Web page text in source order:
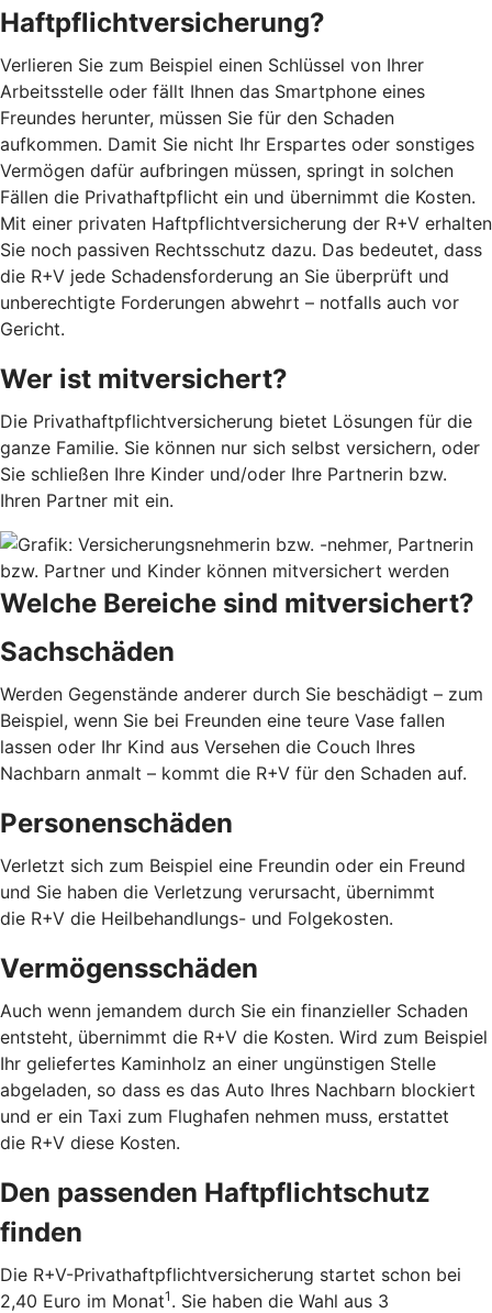
Haftpflichtversicherung?
Verlieren Sie zum Beispiel einen Schlüssel von Ihrer
Arbeitsstelle oder fällt Ihnen das Smartphone eines
Freundes herunter, müssen Sie für den Schaden
aufkommen. Damit Sie nicht Ihr Erspartes oder sonstiges
Vermögen dafür aufbringen müssen, springt in solchen
Fällen die Privathaftpflicht ein und übernimmt die Kosten.
Mit einer privaten Haftpflichtversicherung der R+V erhalten
Sie noch passiven Rechtsschutz dazu. Das bedeutet, dass
die R+V jede Schadensforderung an Sie überprüft und
unberechtigte Forderungen abwehrt – notfalls auch vor
Gericht.
Wer ist mitversichert?
Die Privathaftpflichtversicherung bietet Lösungen für die
ganze Familie. Sie können nur sich selbst versichern, oder
Sie schließen Ihre Kinder und/oder Ihre Partnerin bzw.
Ihren Partner mit ein.
Welche Bereiche sind mitversichert?
Sachschäden
Werden Gegenstände anderer durch Sie beschädigt – zum
Beispiel, wenn Sie bei Freunden eine teure Vase fallen
lassen oder Ihr Kind aus Versehen die Couch Ihres
Nachbarn anmalt – kommt die R+V für den Schaden auf.
Personenschäden
Verletzt sich zum Beispiel eine Freundin oder ein Freund
und Sie haben die Verletzung verursacht, übernimmt
die R+V die Heilbehandlungs- und Folgekosten.
Vermögensschäden
Auch wenn jemandem durch Sie ein finanzieller Schaden
entsteht, übernimmt die R+V die Kosten. Wird zum Beispiel
Ihr geliefertes Kaminholz an einer ungünstigen Stelle
abgeladen, so dass es das Auto Ihres Nachbarn blockiert
und er ein Taxi zum Flughafen nehmen muss, erstattet
die R+V diese Kosten.
Den passenden Haftpflichtschutz
finden
Die R+V-Privathaftpflichtversicherung startet schon bei
2,40 Euro im Monat1 . Sie haben die Wahl aus 3